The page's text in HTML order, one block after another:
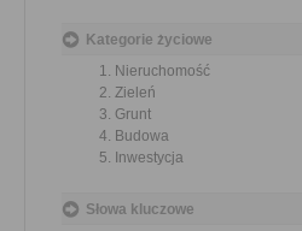
Kategorie życiowe
Nieruchomość
Zieleń
Grunt
Budowa
Inwestycja
Słowa kluczowe